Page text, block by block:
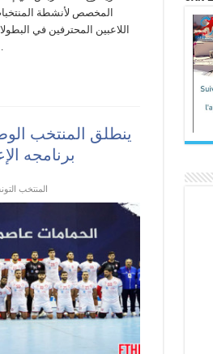
المخصص لأنشطة
اللاعبين المحترفين في
ينطلق المنتخب
برنامجه
المنتخب